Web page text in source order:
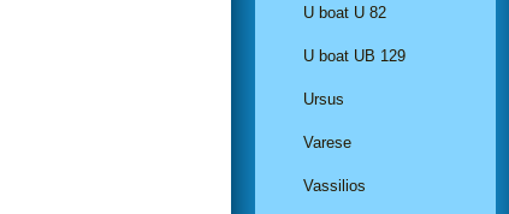
U boat U 82
U boat UB 129
Ursus
Varese
Vassilios